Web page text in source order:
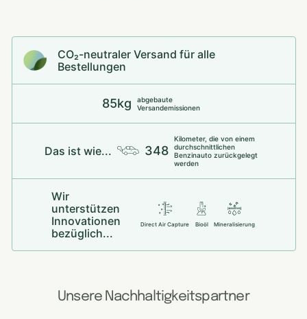
CO₂-neu­t­raler Versand für alle
Bestellungen
85kg
abgebaute
Versandemissionen
Das ist wie... 348
Kilometer, die von einem
durchschnittlichen
Benzinauto zurückgelegt
werden
Wir
unterstützen
Innovationen
bezüglich...
Direct Air Capture Bioöl Mineralisierung
Unsere Nachhaltigkeitspartner